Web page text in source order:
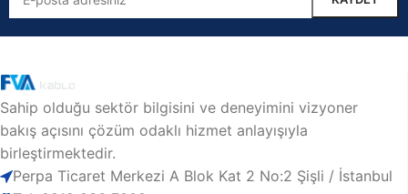
Sahip olduğu sektör bilgisini ve deneyimini vizyoner
bakış açısını çözüm odaklı hizmet anlayışıyla
birleştirmektedir.
Perpa Ticaret Merkezi A Blok Kat 2 No:2 Şişli / İstanbul